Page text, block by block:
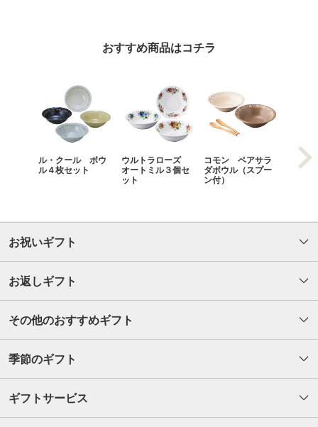
おすすめ商品はコチラ
ル・クール ボウ
ル４枚セット
ウルトラローズ
オートミル３個セ
ット
コモン ペアサラ
ダボウル（スプー
ン付）
ガー
ーツボ
お祝いギフト
お返しギフト
その他のおすすめギフト
季節のギフト
ギフトサービス